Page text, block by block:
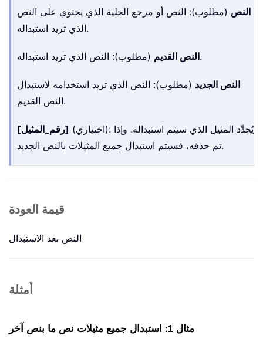
النص (مطلوب): النص أو مرجع الخلية الذي يحتوي على النص
الذي تريد استبداله.
النص القديم(مطلوب): النص الذي تريد استبداله.
النص الجديد (مطلوب): النص الذي تريد استخدامه لاستبدال
النص القديم.
[رقم_المثيل] (اختياري): يُحدِّد المثيل الذي سيتم استبداله. وإذا
تم حذفه، فسيتم استبدال جميع المثيلات بالنص الجديد.
قيمة العودة
النص بعد الاستبدال
أمثلة
مثال 1: استبدال جميع مثيلات نص ما بنص آخر